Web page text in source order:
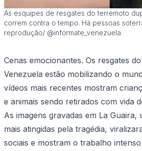
As esquipes de resgates do terremoto
correm contra o tempo. Há pessoas
reprodução/ @informate_venezuela
Cenas emocionantes. Os resgates
Venezuela estão mobilizando o
vídeos mais recentes mostram
e animais sendo retirados com vida
As imagens gravadas em La Guaira,
mais atingidas pela tragédia,
sociais e mostram o trabalho